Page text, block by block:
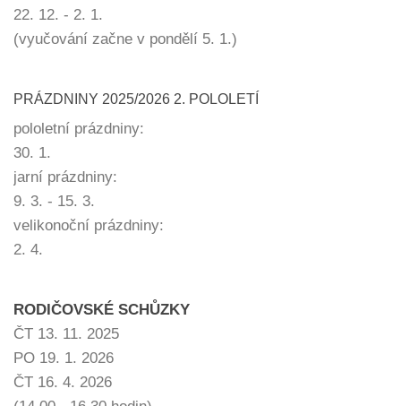
22. 12. - 2. 1.
(vyučování začne v pondělí 5. 1.)
PRÁZDNINY 2025/2026 2. POLOLETÍ
pololetní prázdniny:
30. 1.
jarní prázdniny:
9. 3. - 15. 3.
velikonoční prázdniny:
2. 4.
RODIČOVSKÉ SCHŮZKY
ČT 13. 11. 2025
PO 19. 1. 2026
ČT 16. 4. 2026